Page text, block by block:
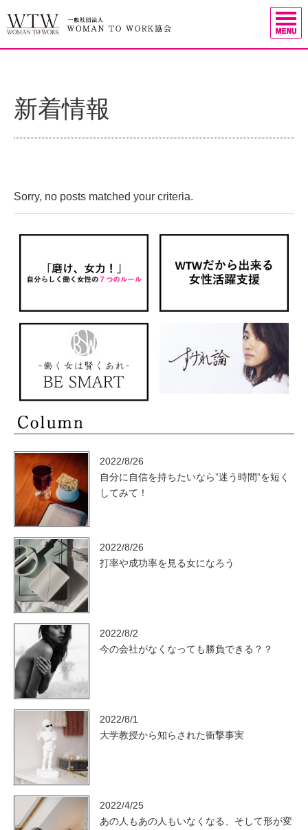
新着情報
Sorry, no posts matched your criteria.
2022/8/26
自分に自信を持ちたいなら”迷う時間”を短く
してみて！
2022/8/26
打率や成功率を見る女になろう
2022/8/2
今の会社がなくなっても勝負できる？？
2022/8/1
大学教授から知らされた衝撃事実
2022/4/25
あの人もあの人もいなくなる、そして形が変